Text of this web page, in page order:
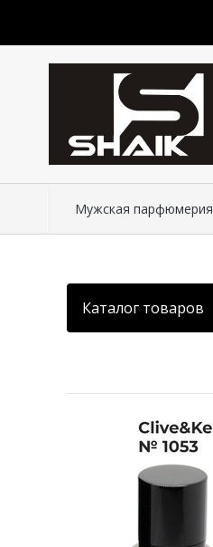
Мужская парфюмерия
Каталог товаров